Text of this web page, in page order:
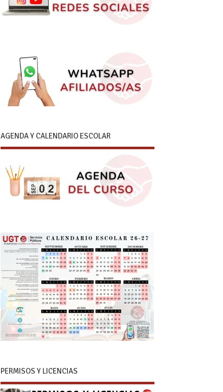
AGENDA Y CALENDARIO ESCOLAR
PERMISOS Y LICENCIAS